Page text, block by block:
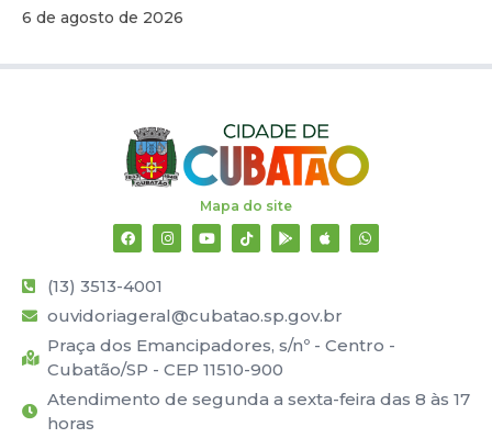
6 de agosto de 2026
Mapa do site
(13) 3513-4001
ouvidoriageral@cubatao.sp.gov.br
Praça dos Emancipadores, s/nº - Centro -
Cubatão/SP - CEP 11510-900
Atendimento de segunda a sexta-feira das 8 às 17
horas